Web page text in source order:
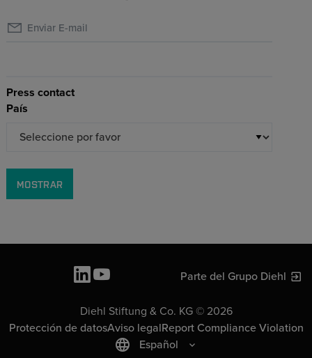
Enviar E-mail
Press contact
País
MOSTRAR
Parte del Grupo Diehl
Diehl Stiftung & Co. KG © 2026
Protección de datosAviso legalReport Compliance Violation
Español